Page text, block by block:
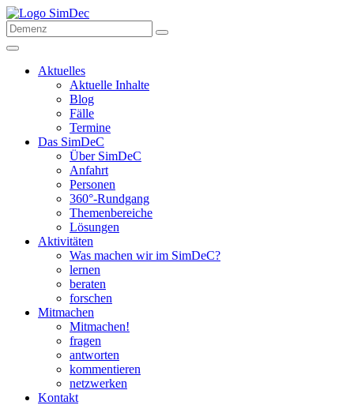
Aktuelles
Aktuelle Inhalte
Blog
Fälle
Termine
Das SimDeC
Über SimDeC
Anfahrt
Personen
360°-Rundgang
Themenbereiche
Lösungen
Aktivitäten
Was machen wir im SimDeC?
lernen
beraten
forschen
Mitmachen
Mitmachen!
fragen
antworten
kommentieren
netzwerken
Kontakt